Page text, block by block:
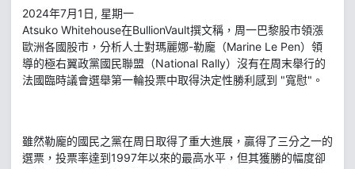
2024年7月1日, 星期一
Atsuko Whitehouse在BullionVault撰文稱，周一巴黎股市領漲
歐洲各國股市，分析人士對瑪麗娜-勒龐（Marine Le Pen）領
導的極右翼政黨國民聯盟（National Rally）沒有在周末舉行的
法國臨時議會選舉第一輪投票中取得決定性勝利感到 "寬慰"。
雖然勒龐的國民之黨在周日取得了重大進展，贏得了三分之一的
選票，投票率達到1997年以來的最高水平，但其獲勝的幅度卻